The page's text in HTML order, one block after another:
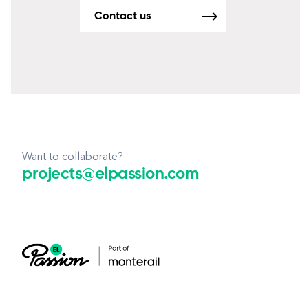
Contact us
Want to collaborate?
projects@elpassion.com